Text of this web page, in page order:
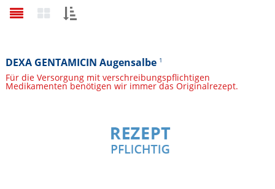
DEXA GENTAMICIN Augensalbe 1
Für die Versorgung mit verschreibungspflichtigen
Medikamenten benötigen wir immer das Originalrezept.